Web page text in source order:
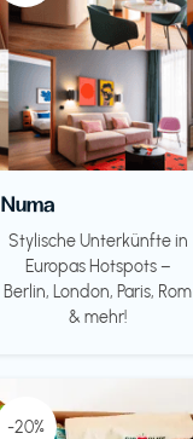
Numa
Stylische Unterkünfte in
Europas Hotspots –
Berlin, London, Paris, Rom
& mehr!
-20%